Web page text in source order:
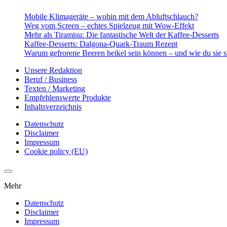
Mobile Klimageräte – wohin mit dem Abluftschlauch?
Weg vom Screen – echtes Spielzeug mit Wow-Effekt
Mehr als Tiramisu: Die fantastische Welt der Kaffee-Desserts
Kaffee-Desserts: Dalgona-Quark-Traum Rezept
Warum gefrorene Beeren heikel sein können – und wie du sie
Unsere Redaktion
Beruf / Business
Texten / Marketing
Empfehlenswerte Produkte
Inhaltsverzeichnis
Datenschutz
Disclaimer
Impressum
Cookie policy (EU)
Mehr
Datenschutz
Disclaimer
Impressum